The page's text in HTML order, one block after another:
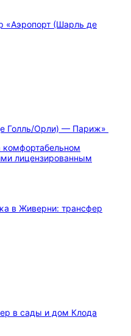
Голль/Орли) — Париж»
комфортабельном
лицензированным
в сады и дом Клода